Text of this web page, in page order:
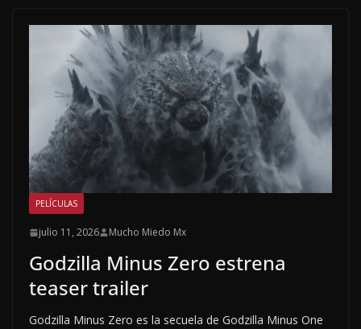
PELÍCULAS
julio 11, 2026 Mucho Miedo Mx
Godzilla Minus Zero estrena
teaser trailer
Godzilla Minus Zero es la secuela de Godzilla Minus One